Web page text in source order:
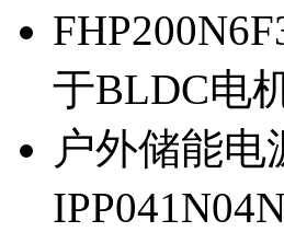
于BLDC电
户外储能电